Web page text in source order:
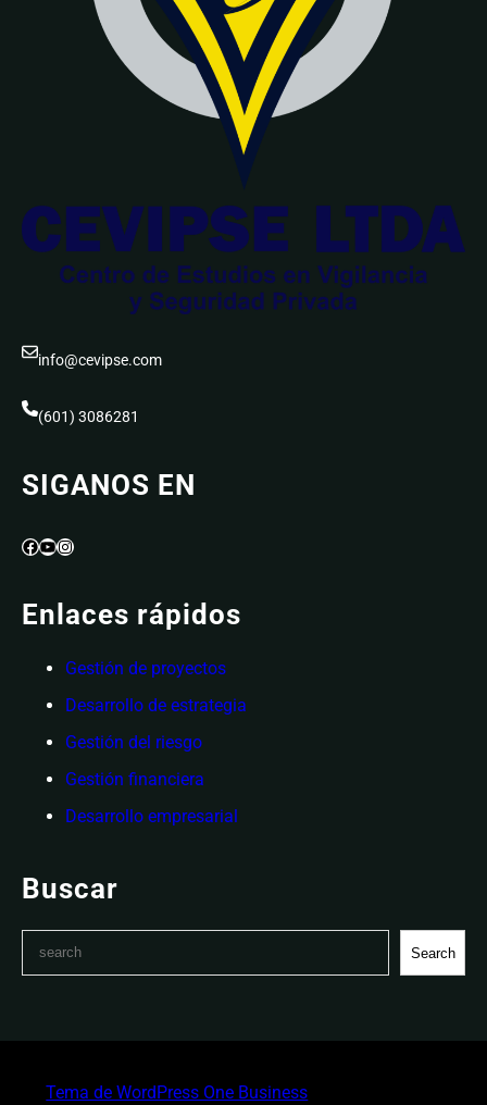
info@cevipse.com
(601) 3086281
SIGANOS EN
Facebook YouTube Instagram
Enlaces rápidos
Gestión de proyectos
Desarrollo de estrategia
Gestión del riesgo
Gestión financiera
Desarrollo empresarial
Buscar
c
Search
Tema de WordPress One Business